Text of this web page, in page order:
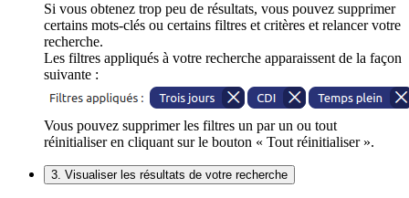
Si vous obtenez trop peu de résultats, vous pouvez supprimer
certains mots-clés ou certains filtres et critères et relancer votre
recherche.
Les filtres appliqués à votre recherche apparaissent de la façon
suivante :
Vous pouvez supprimer les filtres un par un ou tout
réinitialiser en cliquant sur le bouton « Tout réinitialiser ».
3. Visualiser les résultats de votre recherche